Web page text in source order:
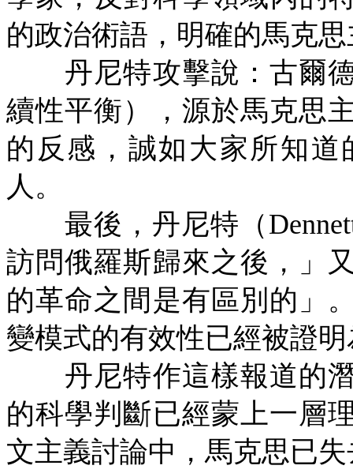
的政治術語，明確的馬克
丹尼特攻擊說：古爾德
續性平衡），源於馬克思
的反感，誠如大家所知
人。
最後，丹尼特（
訪問俄羅斯歸來之後，」
的革命之間是有區別的」
變模式的有效性已經被證
丹尼特作這樣報道的潛
的科學判斷已經蒙上一層
文主義討論中，馬克思已